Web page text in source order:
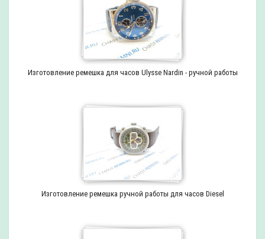
Изготовление ремешка для часов Ulysse Nardin - ручной работы
Изготовление ремешка ручной работы для часов Diesel